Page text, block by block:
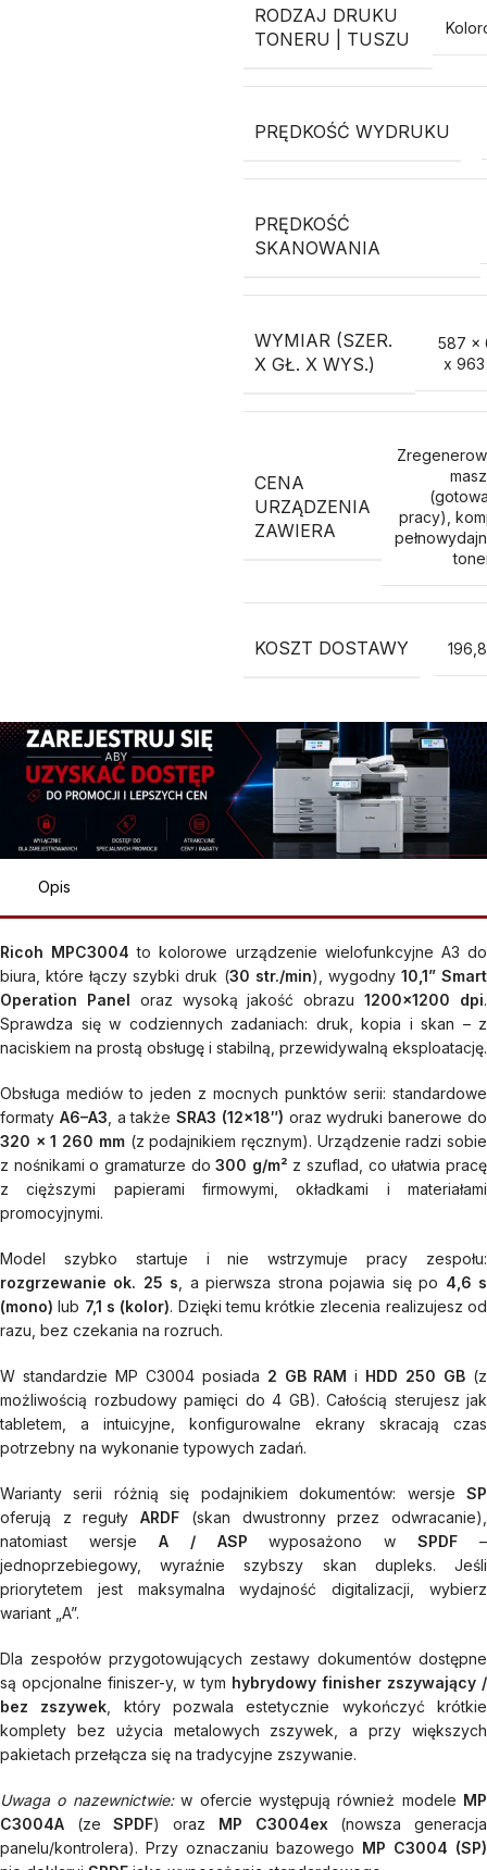
RODZAJ DRUKU
TONERU | TUSZU
PRĘDKOŚĆ WYDRUKU
PRĘDKOŚĆ
SKANOWANIA
WYMIAR (SZER.
X GŁ. X WYS.)
587 x
x 963
CENA
URZĄDZENIA
ZAWIERA
pracy),
KOSZT DOSTAWY
Opis
Ricoh MPC3004 to kolorowe urządzenie wielofunkcyjne A3 do
biura, które łączy szybki druk (30 str./min), wygodny 10,1” Smart
Operation Panel oraz wysoką jakość obrazu1200×1200 dpi.
Sprawdza się w codziennych zadaniach: druk, kopia i skan – z
naciskiem na prostą obsługę i stabilną, przewidywalną eksploatację.
Obsługa mediów to jeden z mocnych punktów serii: standardowe
formaty A6–A3 , a takżeSRA3 (12×18″) oraz wydruki banerowe do
320 × 1 260 mm(z podajnikiem ręcznym). Urządzenie radzi sobie
z nośnikami o gramaturze do300 g/m² z szuflad, co ułatwia pracę
z cięższymi papierami firmowymi, okładkami i materiałami
promocyjnymi.
Model szybko startuje i nie wstrzymuje pracy zespołu:
rozgrzewanie ok. 25 s , a pierwsza strona pojawia się po 4,6 s
(mono) lub 7,1 s (kolor). Dzięki temu krótkie zlecenia realizujesz od
razu, bez czekania na rozruch.
W standardzie MP C3004 posiada 2 GB RAM i HDD 250 GB (z
możliwością rozbudowy pamięci do 4 GB). Całością sterujesz jak
tabletem, a intuicyjne, konfigurowalne ekrany skracają czas
potrzebny na wykonanie typowych zadań.
Warianty serii różnią się podajnikiem dokumentów: wersje SP
oferują z regułyARDF (skan dwustronny przez odwracanie),
natomiast wersje A / ASP wyposażono wSPDF –
jednoprzebiegowy, wyraźnie szybszy skan dupleks. Jeśli
priorytetem jest maksymalna wydajność digitalizacji, wybierz
wariant „A”.
Dla zespołów przygotowujących zestawy dokumentów dostępne
są opcjonalne finiszer-y, w tym hybrydowy finisher zszywający /
bez zszywek , który pozwala estetycznie wykończyć krótkie
komplety bez użycia metalowych zszywek, a przy większych
pakietach przełącza się na tradycyjne zszywanie.
Uwaga o nazewnictwie:w ofercie występują również modele MP
C3004A (zeSPDF) oraz MP C3004ex (nowsza generacja
panelu/kontrolera). Przy oznaczaniu bazowego MP C3004 (SP)